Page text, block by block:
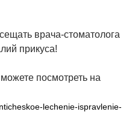
врача-стоматолога
прикуса!
посмотреть на
lechenie-ispravlenie-